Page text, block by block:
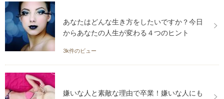
あなたはどんな生き方をしたいですか？今日
からあなたの人生が変わる４つのヒント
3k件のビュー
嫌いな人と素敵な理由で卒業！嫌いな人にも